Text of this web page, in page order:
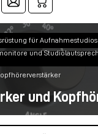
für Aufnahmestudios
und
und